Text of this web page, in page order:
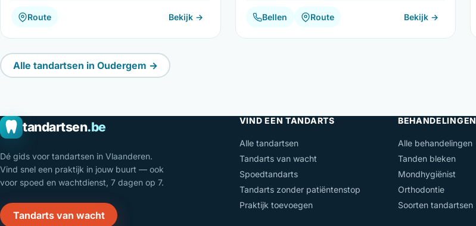
Route Bekijk → Bellen Route Bekijk →
Alle tandartsen in Oudergem →
tandartsen.be
Dé gids voor tandartsen in Vlaanderen.
Vind snel een praktijk in jouw buurt — ook
voor spoed en wachtdienst, 7 dagen op 7.
Tandarts van wacht
VIND EEN TANDARTS
Alle tandartsen
Tandarts van wacht
Spoedtandarts
Tandarts zonder patiëntenstop
Praktijk toevoegen
BEHANDELINGEN
Alle behandelingen
Tanden bleken
Mondhygiënist
Orthodontie
Soorten tandartsen